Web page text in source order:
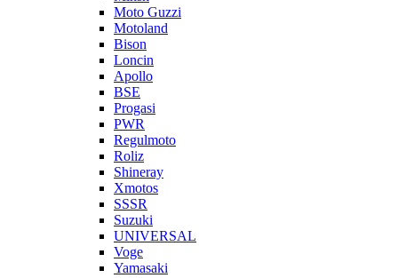
Moto Guzzi
Motoland
Bison
Loncin
Apollo
BSE
Progasi
PWR
Regulmoto
Roliz
Shineray
Xmotos
SSSR
Suzuki
UNIVERSAL
Voge
Yamasaki